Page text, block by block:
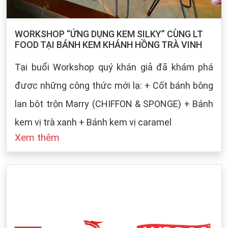
WORKSHOP “ỨNG DỤNG KEM SILKY” CÙNG LT
FOOD TẠI BÁNH KEM KHÁNH HỒNG TRÀ VINH
Tại buổi Workshop quý khán giả đã khám phá
được những công thức mới lạ: + Cốt bánh bông
lan bột trộn Marry (CHIFFON & SPONGE) + Bánh
kem vị trà xanh + Bánh kem vị caramel
Xem thêm